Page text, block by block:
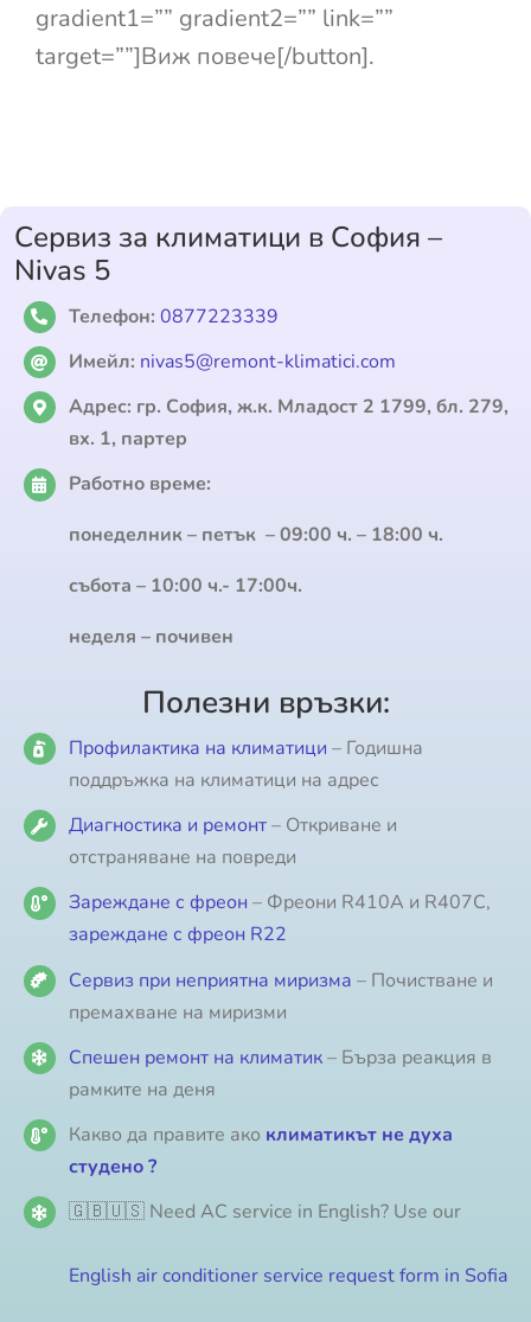
gradient1=”” gradient2=”” link=””
target=””]Виж повече[/button].
Сервиз за климатици в София –
Nivas 5
Телефон: 0877223339
Имейл: nivas5@remont-klimatici.com
Адрес: гр. София, ж.к. Младост 2 1799, бл. 279,
вх. 1, партер
Работно време:
понеделник – петък – 09:00 ч. – 18:00 ч.
събота – 10:00 ч.- 17:00ч.
неделя – почивен
Полезни връзки:
Профилактика на климатици – Годишна
поддръжка на климатици на адрес
Диагностика и ремонт– Откриване и
отстраняване на повреди
Зареждане с фреон – Фреони R410A и R407C,
зареждане с фреон R22
Сервиз при неприятна миризма – Почистване и
премахване на миризми
Спешен ремонт на климатик– Бърза реакция в
рамките на деня
Какво да правите ако климатикът не духа
студено ?
🇬🇧🇺🇸 Need AC service in English? Use our
English air conditioner service request form in Sofia